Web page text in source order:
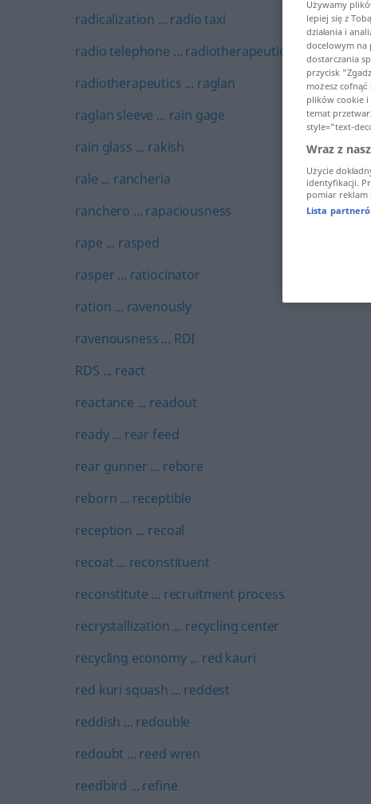
radicalization ... radio taxi
radio telephone ... radiotherapeutic
radiotherapeutics ... raglan
raglan sleeve ... rain gage
rain glass ... rakish
rale ... rancheria
ranchero ... rapaciousness
rape ... rasped
rasper ... ratiocinator
ration ... ravenously
ravenousness ... RDI
RDS ... react
reactance ... readout
ready ... rear feed
rear gunner ... rebore
reborn ... receptible
reception ... recoal
recoat ... reconstituent
reconstitute ... recruitment process
recrystallization ... recycling center
recycling economy ... red kauri
red kuri squash ... reddest
reddish ... redouble
redoubt ... reed wren
reedbird ... refine
Używamy
lepiej się z
działania i
docelowym na
dostarczania
przycisk
możesz
plików cookie
temat
style="text-
Wraz z
Użycie
identyfikacji.
pomiar reklam
Lista